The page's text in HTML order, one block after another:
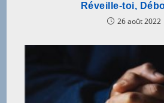
Réveille-toi,
26 août 2022